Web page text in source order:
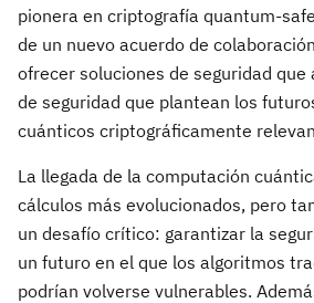
pionera en criptografía quantum-
de un nuevo acuerdo de
ofrecer soluciones de seguridad que
de seguridad que plantean los
cuánticos criptográficamente
La llegada de la computación
cálculos más evolucionados, pero
un desafío crítico: garantizar la
un futuro en el que los algoritmos
podrían volverse vulnerables.